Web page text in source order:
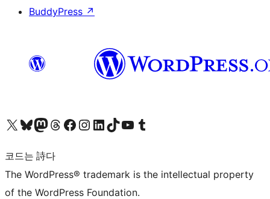
BuddyPress ↗
X(이전 트위터) 계정 방문하기블루스카이 계정 방문하기마스토돈 계정 방문하기스레드 계정 방문하기 페이스북 페이지 방문하기인스타그램 계정 방문하기 LinkedIn 계정 방문하기틱톡 계정 방문하기유튜브 채널 방문하기 텀블러 계정 방문하기
코드는 詩다
The WordPress® trademark is the intellectual property
of the WordPress Foundation.